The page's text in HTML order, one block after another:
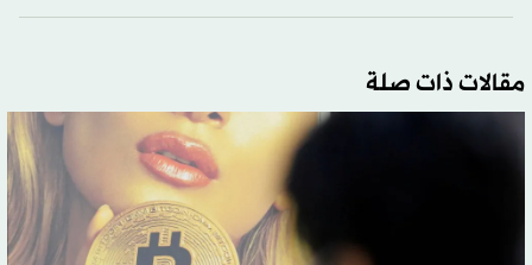
مقالات ذات صلة